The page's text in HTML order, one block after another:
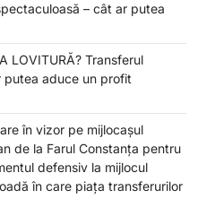
– cât ar putea
LOVITURĂ? Transferul
putea aduce un profit
în vizor pe mijlocașul
de la Farul Constanța pentru
defensiv la mijlocul
în care piața transferurilor